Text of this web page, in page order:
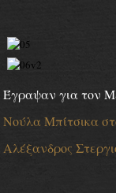
Έγραψαν για τον
Νούλα Μπίτσικα
Αλέξανδρος